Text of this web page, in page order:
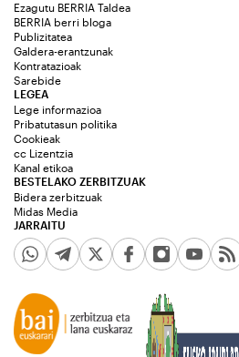
Ezagutu BERRIA Taldea
BERRIA berri bloga
Publizitatea
Galdera-erantzunak
Kontratazioak
Sarebide
JARRAITU
LEGEA
Lege informazioa
Pribatutasun politika
Cookieak
cc Lizentzia
Kanal etikoa
BESTELAKO ZERBITZUAK
Bidera zerbitzuak
Midas Media